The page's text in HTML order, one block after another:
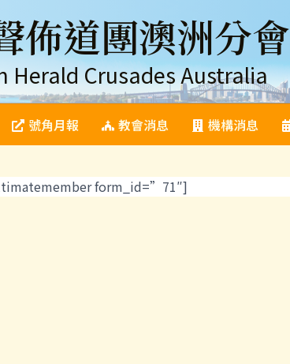
佈道團澳洲分會
Herald Crusades Australia
號角月報 教會消息 機構消息
form_id=”71″]